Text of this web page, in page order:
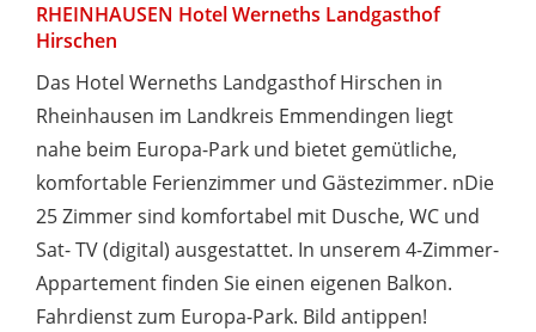
RHEINHAUSEN Hotel Werneths Landgasthof
Hirschen
Das Hotel Werneths Landgasthof Hirschen in
Rheinhausen im Landkreis Emmendingen liegt
nahe beim Europa-Park und bietet gemütliche,
komfortable Ferienzimmer und Gästezimmer. nDie
25 Zimmer sind komfortabel mit Dusche, WC und
Sat- TV (digital) ausgestattet. In unserem 4-Zimmer-
Appartement finden Sie einen eigenen Balkon.
Fahrdienst zum Europa-Park. Bild antippen!